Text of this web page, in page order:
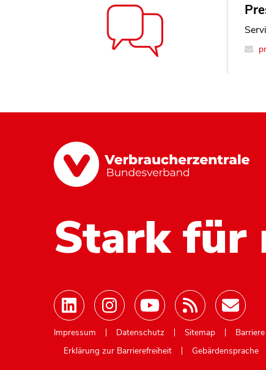
Stark für
Mastodon
Impressum Datenschutz Sitemap
Erklärung zur Barrierefreiheit
Gebärdensprache